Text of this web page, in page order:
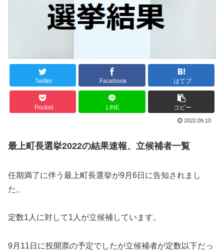
Twitter Facebook はてブ
Pocket LINE コピー
2022.09.10
最上町長選挙2022の結果速報、立候補者一覧
任期満了に伴う最上町長選挙が9月6日に告知されまし
た。
定数1人に対して1人が立候補しています。
9月11日に投開票の予定でしたが立候補者が定数以下だっ